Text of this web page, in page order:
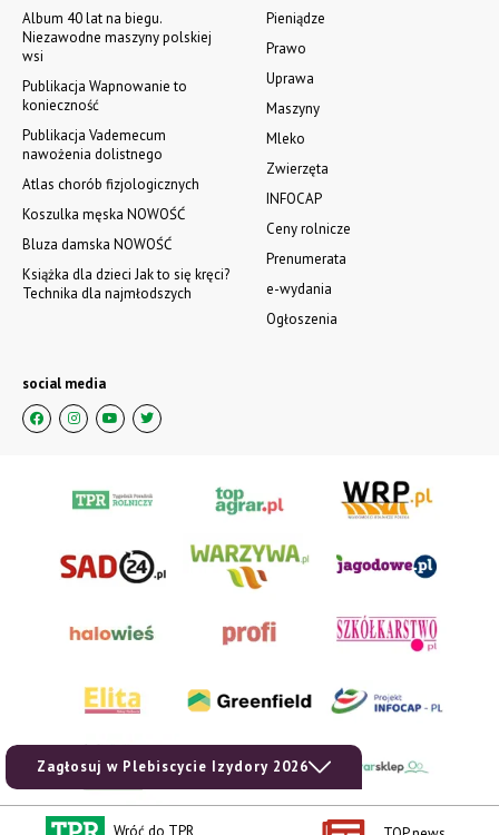
Zagłosuj w Plebiscycie Izydory 2026
Pieniądze
Prawo
Uprawa
Maszyny
Mleko
Zwierzęta
INFOCAP
Ceny rolnicze
Prenumerata
e-wydania
Ogłoszenia
Album 40 lat na biegu.
Niezawodne maszyny polskiej
wsi
Publikacja Wapnowanie to
konieczność
Publikacja Vademecum
nawożenia dolistnego
Atlas chorób fizjologicznych
Koszulka męska NOWOŚĆ
Bluza damska NOWOŚĆ
Książka dla dzieci Jak to się kręci?
Technika dla najmłodszych
social media
Wróć do TPR